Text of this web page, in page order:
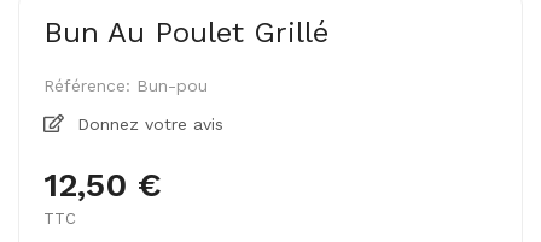
Bun Au Poulet Grillé
Référence: Bun-pou
Donnez votre avis
12,50 €
TTC